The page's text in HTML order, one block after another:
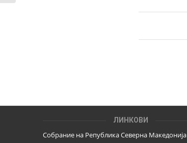
ЛИНКОВИ
Собрание на Република Северна Македонија